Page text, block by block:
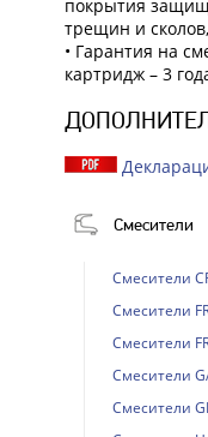
покрытия
трещин и
• Гарантия на
картридж – 3
Смесители
Смесители
Смесители
Смесители
Смесители
Смесители